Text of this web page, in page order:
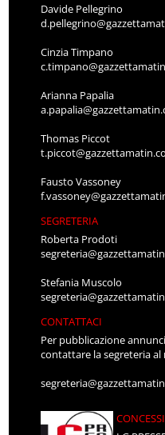
Davide Pellegrino
Cinzia Timpano
Arianna Papalia
Thomas Piccot
Fausto Vassoney
SEGRETERIA
Roberta Prodoti
Stefania Muscolo
CONTATTACI
Per pubblicazione
contattare la segreteria al